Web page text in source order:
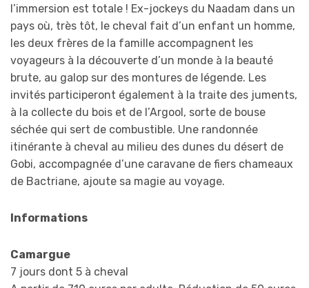
l’immersion est totale ! Ex-jockeys du Naadam dans un
pays où, très tôt, le cheval fait d’un enfant un homme,
les deux frères de la famille accompagnent les
voyageurs à la découverte d’un monde à la beauté
brute, au galop sur des montures de légende. Les
invités participeront également à la traite des juments,
à la collecte du bois et de l’Argool, sorte de bouse
séchée qui sert de combustible. Une randonnée
itinérante à cheval au milieu des dunes du désert de
Gobi, accompagnée d’une caravane de fiers chameaux
de Bactriane, ajoute sa magie au voyage.
Informations
Camargue
7 jours dont 5 à cheval